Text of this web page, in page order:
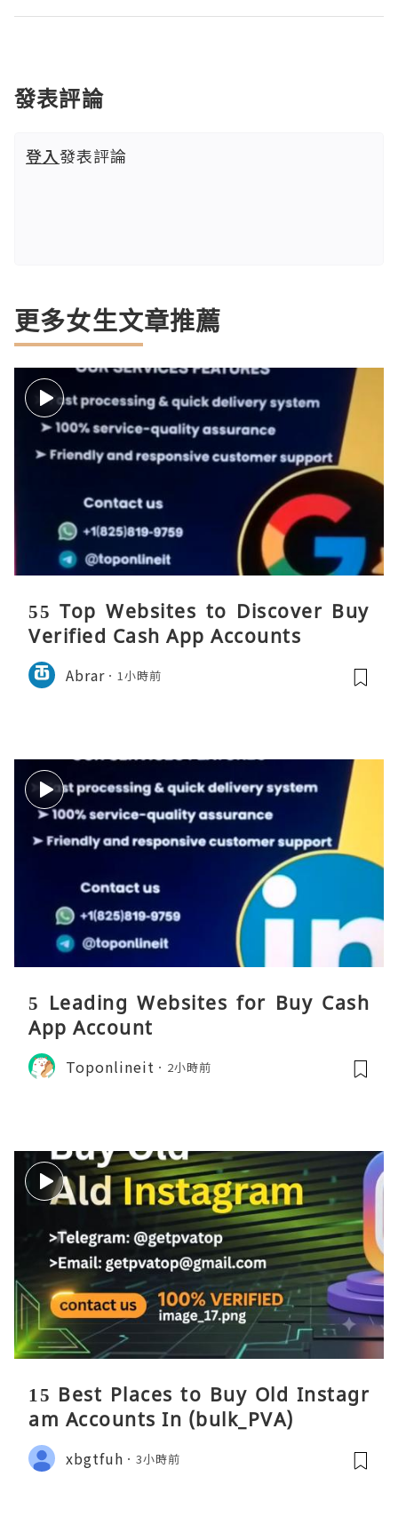
發表評論
登入發表評論
更多女生文章推薦
55 Top Websites to Discover Buy
Verified Cash App Accounts
Abrar 1小時前
5 Leading Websites for Buy Cash
App Account
Toponlineit 2小時前
15 Best Places to Buy Old Instagr
am Accounts In (bulk_PVA)
xbgtfuh 3小時前